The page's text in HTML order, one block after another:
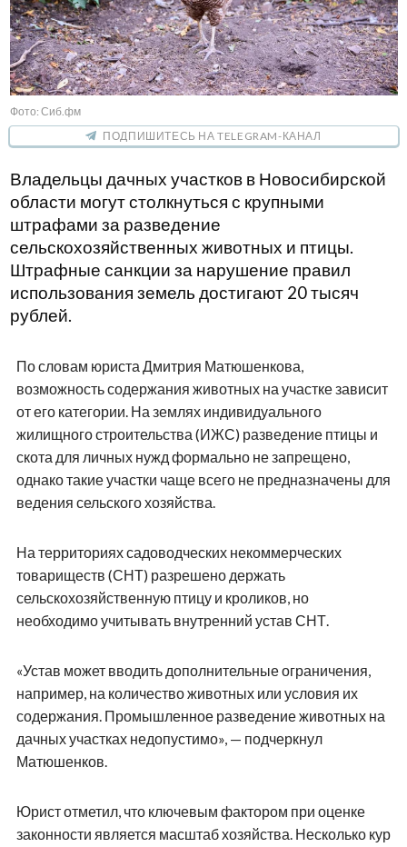
Фото: Сиб.фм
ПОДПИШИТЕСЬ НА TELEGRAM-КАНАЛ
Владельцы дачных участков в Новосибирской
области могут столкнуться с крупными
штрафами за разведение
сельскохозяйственных животных и птицы.
Штрафные санкции за нарушение правил
использования земель достигают 20 тысяч
рублей.
По словам юриста Дмитрия Матюшенкова,
возможность содержания животных на участке зависит
от его категории. На землях индивидуального
жилищного строительства (ИЖС) разведение птицы и
скота для личных нужд формально не запрещено,
однако такие участки чаще всего не предназначены для
ведения сельского хозяйства.
На территориях садоводческих некоммерческих
товариществ (СНТ) разрешено держать
сельскохозяйственную птицу и кроликов, но
необходимо учитывать внутренний устав СНТ.
«Устав может вводить дополнительные ограничения,
например, на количество животных или условия их
содержания. Промышленное разведение животных на
дачных участках недопустимо», — подчеркнул
Матюшенков.
Юрист отметил, что ключевым фактором при оценке
законности является масштаб хозяйства. Несколько кур